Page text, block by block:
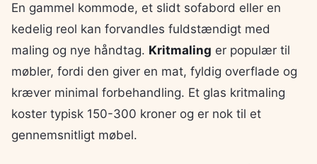
En gammel kommode, et slidt sofabord eller en
kedelig reol kan forvandles fuldstændigt med
maling og nye håndtag. Kritmaling er populær til
møbler, fordi den giver en mat, fyldig overflade og
kræver minimal forbehandling. Et glas kritmaling
koster typisk 150-300 kroner og er nok til et
gennemsnitligt møbel.